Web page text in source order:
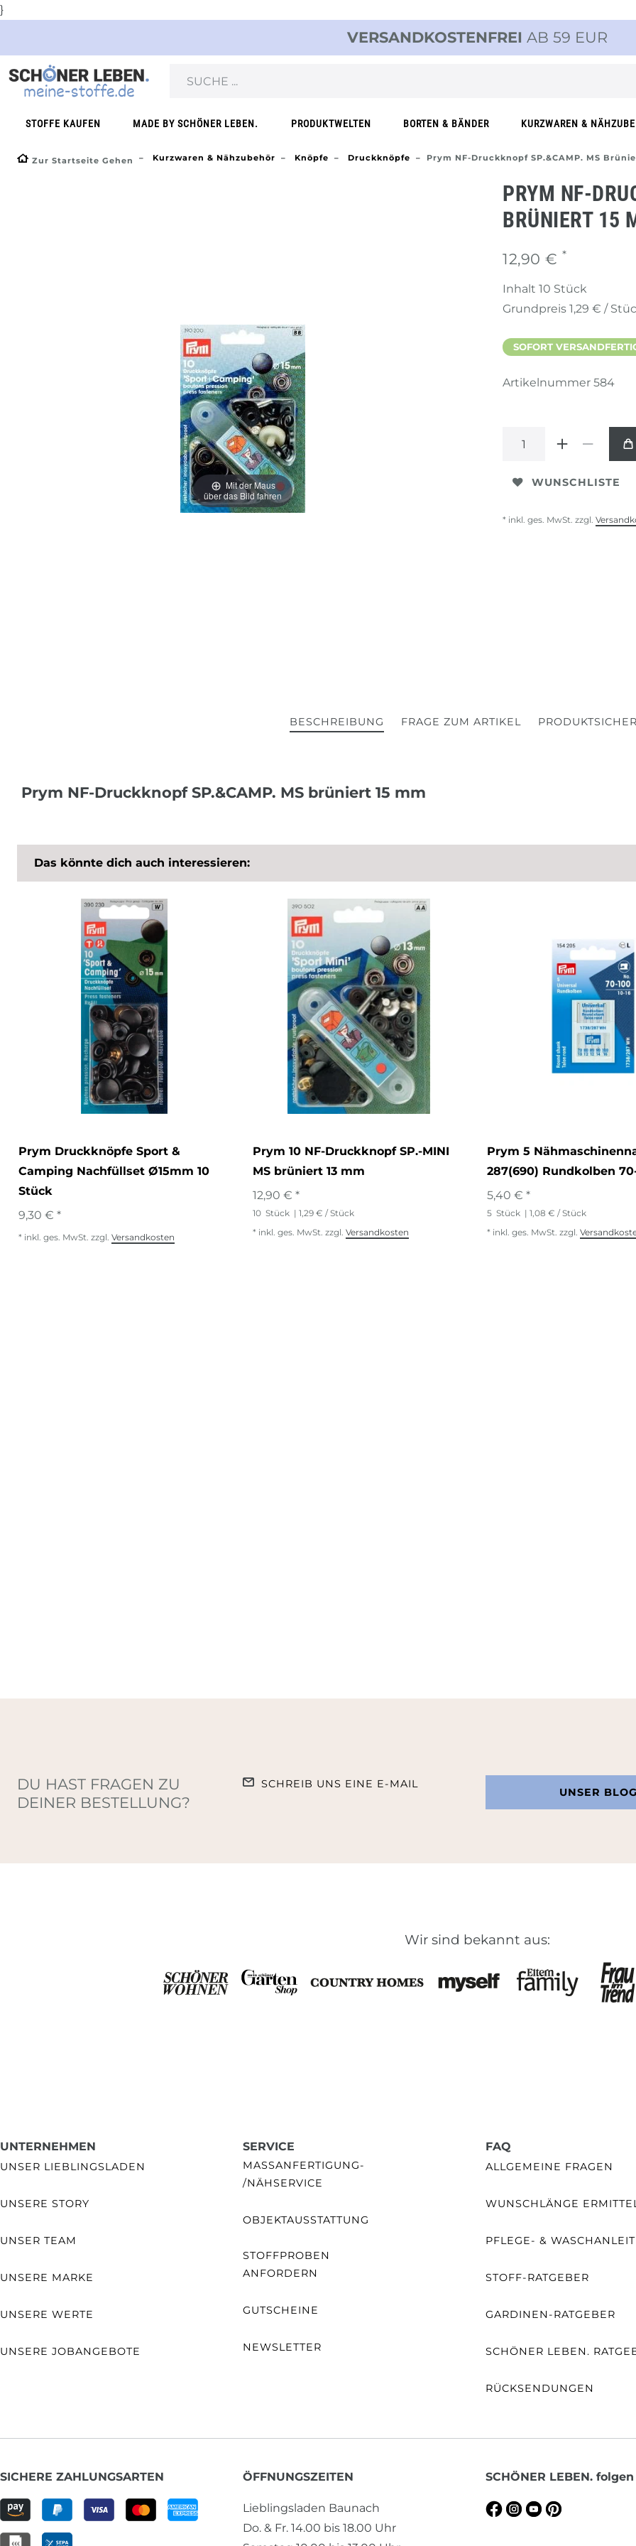
}
VERSANDKOSTENFREI AB 59 EUR
STOFFE KAUFEN MADE BY SCHÖNER LEBEN. PRODUKTWELTEN BORTEN & BÄNDER KURZWAREN &
Zur Startseite Gehen Kurzwaren & Nähzubehör Knöpfe Druckknöpfe Prym NF-Druckknopf SP.&CAMP. MS
Mit der Maus
über das Bild fahren
PRYM NF-
BRÜNIERT 15
12,90 € *
Inhalt 10 Stück
Grundpreis 1,29 € /
SOFORT
Artikelnummer 584
WUNSCHLISTE
* inkl. ges. MwSt. zzgl.
BESCHREIBUNG FRAGE ZUM ARTIKEL
Prym NF-Druckknopf SP.&CAMP. MS brüniert 15 mm
Das könnte dich auch interessieren:
Prym Druckknöpfe Sport &
Camping Nachfüllset Ø15mm 10
Stück
9,30 € *
* inkl. ges. MwSt. zzgl. Versandkosten
Prym 10 NF-Druckknopf SP.-MINI
MS brüniert 13 mm
12,90 € *
10 Stück | 1,29 € / Stück
* inkl. ges. MwSt. zzgl. Versandkosten
Prym 5
287(690) Rundkolben
5,40 € *
5 Stück | 1,08 € / Stück
* inkl. ges. MwSt. zzgl.
DU HAST FRAGEN ZU
DEINER BESTELLUNG?
SCHREIB UNS EINE E-MAIL
UNSER
Wir sind bekannt aus:
UNTERNEHMEN
UNSER LIEBLINGSLADEN
UNSERE STORY
UNSER TEAM
UNSERE MARKE
UNSERE WERTE
UNSERE JOBANGEBOTE
SERVICE
MASSANFERTIGUNG- /
NÄHSERVICE
OBJEKTAUSSTATTUNG
STOFFPROBEN
ANFORDERN
GUTSCHEINE
NEWSLETTER
FAQ
ALLGEMEINE FRAGEN
WUNSCHLÄNGE
PFLEGE- &
STOFF-RATGEBER
GARDINEN-RATGEBER
SCHÖNER LEBEN.
RÜCKSENDUNGEN
SICHERE ZAHLUNGSARTEN ÖFFNUNGSZEITEN
Lieblingsladen Baunach
Do. & Fr. 14.00 bis 18.00 Uhr
SCHÖNER LEBEN. folgen